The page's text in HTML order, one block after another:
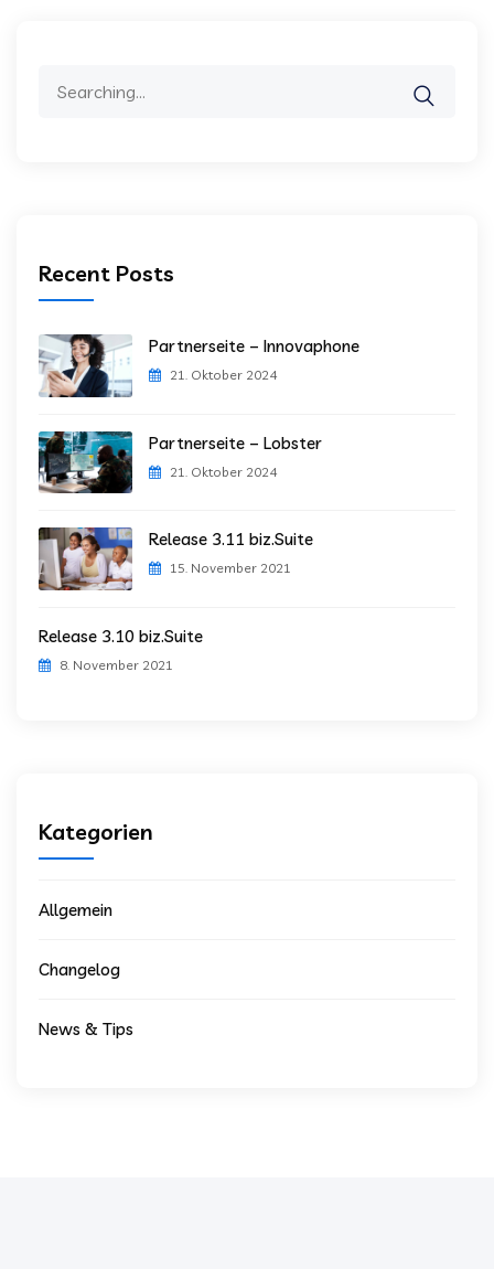
Recent Posts
Partnerseite – Innovaphone
21. Oktober 2024
Partnerseite – Lobster
21. Oktober 2024
Release 3.11 biz.Suite
15. November 2021
Release 3.10 biz.Suite
8. November 2021
Kategorien
Allgemein
Changelog
News & Tips